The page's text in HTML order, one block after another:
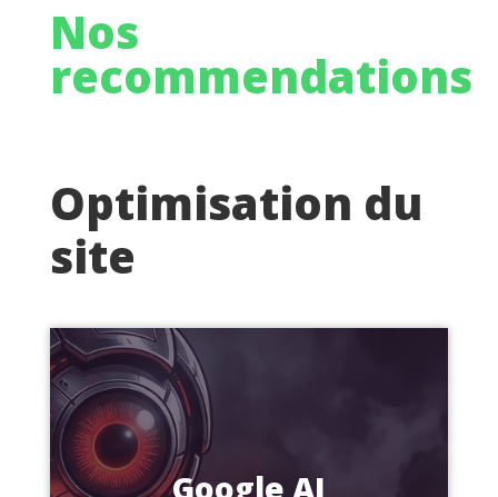
Nos
recommendations
Optimisation du
site
Google AI